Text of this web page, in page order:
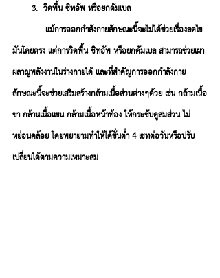
       3.  วิดพื้น ซิทอัพ หรือยกดัมเบล
แม้การออกกำลังกายลักษณะนี้จะไม่ได้ช่วยเรื่องลดไข
มันโดยตรง แต่การวิดพื้น ซิทอัพ หรือยกดัมเบล สามารถช่วยเผา
ผลาญพลังงานในร่างกายได้ และที่สำคัญการออกกำลังกาย
ลักษณะนี้จะช่วยเสริมสร้างกล้ามเนื้อส่วนต่างๆด้วย เช่น กล้ามเนื้อ
ขา กล้านเนื้อเเขน กล้ามเนื้อหน้าท้อง ให้กระชับดูสมส่วน ไม่
หย่อนคล้อย โดยพยายามทำให้ได้ขั่นต่ำ 4 เซทต่อวันหรือปรับ
เปลี่ยนได้ตามความเหมาะสม